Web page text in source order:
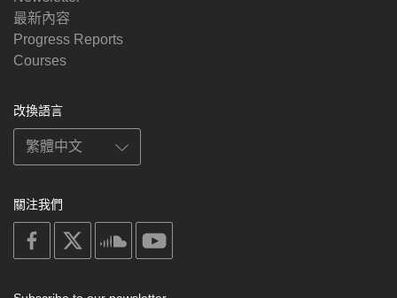
最新內容
Progress Reports
Courses
改換語言
關注我們
on
facebook
soundcloud